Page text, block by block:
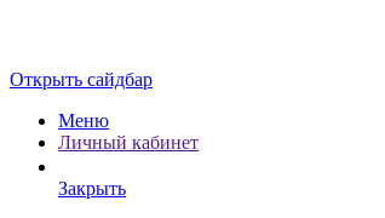
Открыть сайдбар
Меню
Личный кабинет
Закрыть